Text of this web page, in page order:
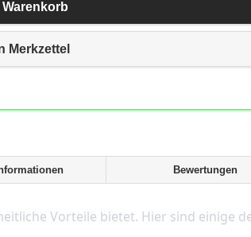
Merkzettel
Bewertungen